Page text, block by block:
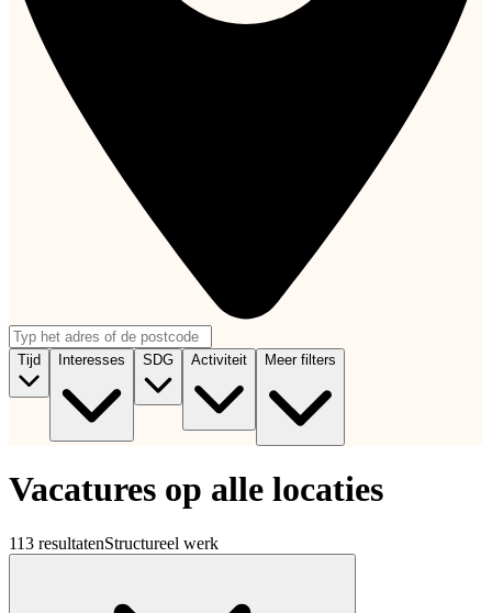
Tijd Interesses SDG Activiteit Meer filters
Vacatures op alle locaties
113 resultatenStructureel werk